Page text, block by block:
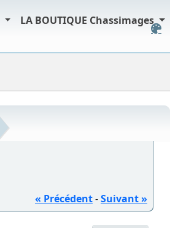
LA BOUTIQUE Chassimages
« Précédent-Suivant »